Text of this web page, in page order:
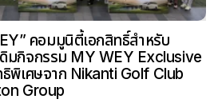
คอมมูนิตี้เอกสิทธิ์สำหรับ
ดิมกิจกรรม MY WEY Exclusive
พิเศษจาก Nikanti Golf Club
Group